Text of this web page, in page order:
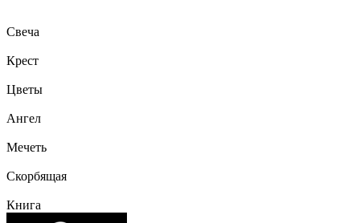
Свеча
Крест
Цветы
Ангел
Мечеть
Скорбящая
Книга